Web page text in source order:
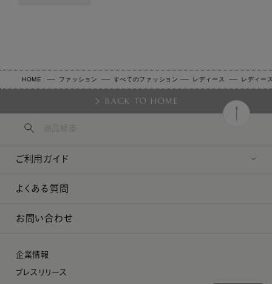
HOME ファッション すべてのファッション レディース レディー
BACK TO HOME
ご利用ガイド
よくある質問
お問い合わせ
企業情報
プレスリリース